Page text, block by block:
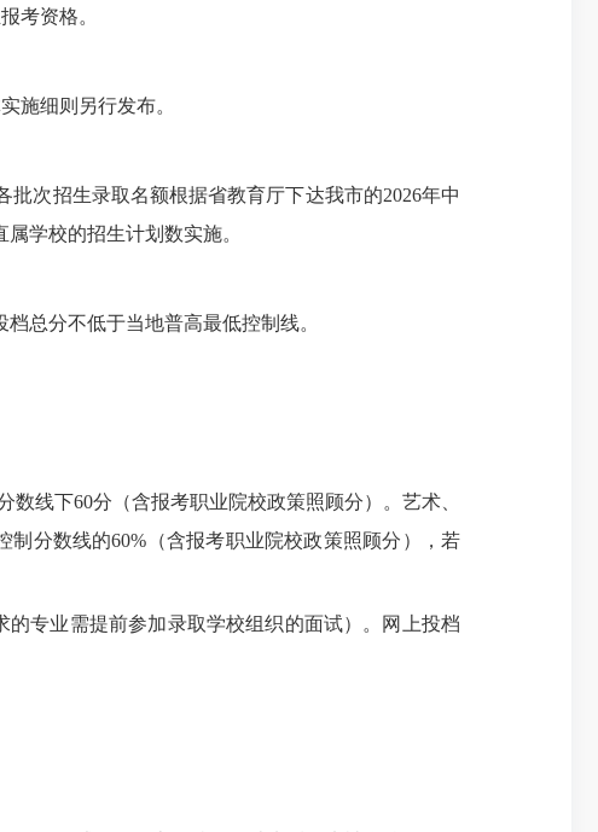
考资格。
施细则另行发布。
次招生录取名额根据省教育厅下达我市的2026年中
学校的招生计划数实施。
总分不低于当地普高最低控制线。
线下60分（含报考职业院校政策照顾分）。艺术、
分数线的60%（含报考职业院校政策照顾分），若
专业需提前参加录取学校组织的面试）。网上投档